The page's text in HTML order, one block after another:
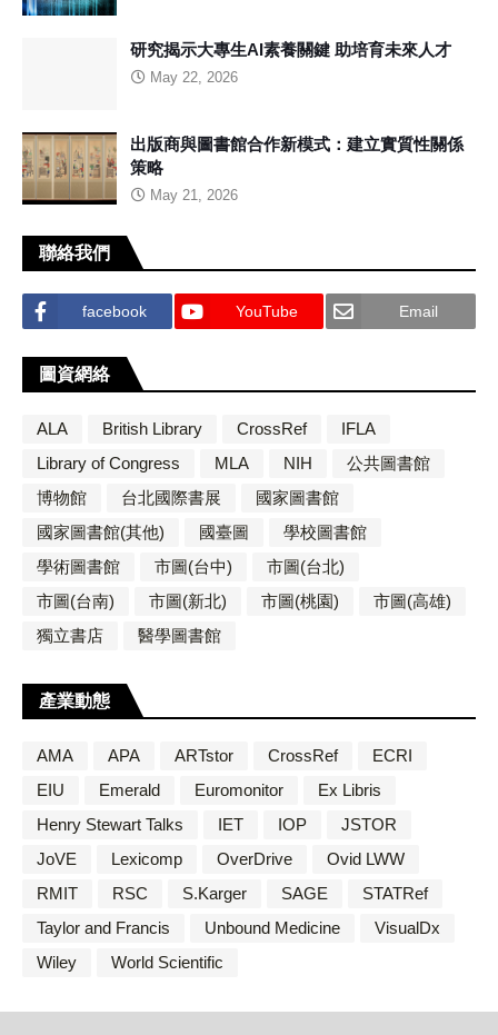
研究揭示大專生AI素養關鍵 助培育未來人才
May 22, 2026
出版商與圖書館合作新模式：建立實質性關係
策略
May 21, 2026
聯絡我們
facebook YouTube Email
圖資網絡
ALA British Library CrossRef
IFLA
Library of Congress
MLA NIH
公共圖書館
博物館
台北國際書展
國家圖書館
國家圖書館(其他)
國臺圖
學校圖書館
學術圖書館
市圖(台中)
市圖(台北)
市圖(台南)
市圖(新北) 市圖(桃園)
市圖(高雄)
獨立書店
醫學圖書館
產業動態
AMA APA ARTstor CrossRef
ECRI
EIU
Emerald Euromonitor
Ex Libris
Henry Stewart Talks
IET IOP
JSTOR
JoVE
Lexicomp OverDrive
Ovid LWW
RMIT
RSC S.Karger SAGE
STATRef
Taylor and Francis
Unbound Medicine
VisualDx
Wiley
World Scientific